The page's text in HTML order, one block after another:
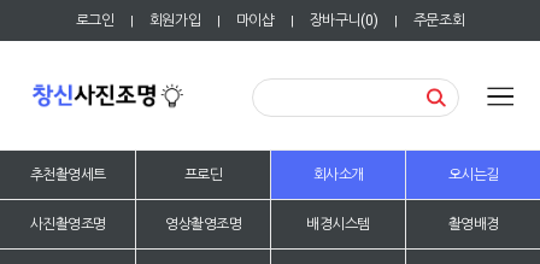
로그인 | 회원가입 | 마이샵 | 장바구니(0) | 주문조회
추천촬영세트 프로딘 회사소개 오시는길
사진촬영조명 영상촬영조명 배경시스템 촬영배경